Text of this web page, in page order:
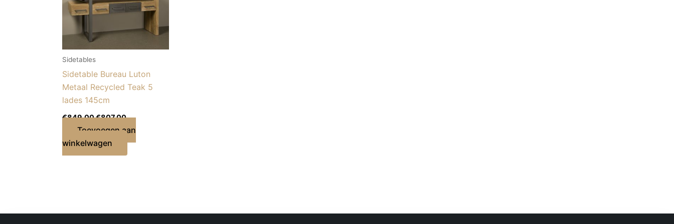
Sidetables
Sidetable Bureau Luton
Metaal Recycled Teak 5
lades 145cm
€849,00€807,00
Toevoegen aan
winkelwagen